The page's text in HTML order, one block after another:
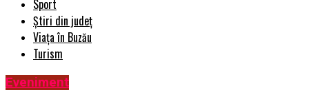
Sport
Știri din județ
Viața în Buzău
Turism
Eveniment